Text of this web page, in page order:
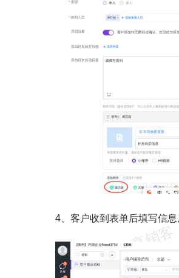
4、客户收到表单后填写信